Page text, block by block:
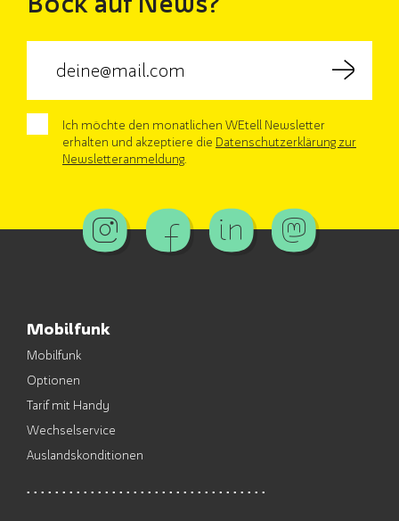
Ich möchte den monatlichen WEtell Newsletter
erhalten und akzeptiere die Datenschutzerklärung zur
Newsletteranmeldung
Mobilfunk
Mobilfunk
Optionen
Tarif mit Handy
Wechselservice
Auslandskonditionen